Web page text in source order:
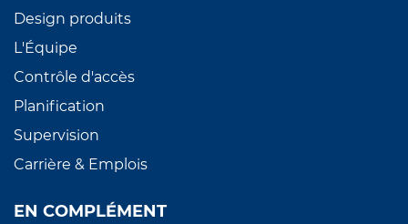
Design produits
L'Équipe
Contrôle d'accès
Planification
Supervision
Carrière & Emplois
EN COMPLÉMENT